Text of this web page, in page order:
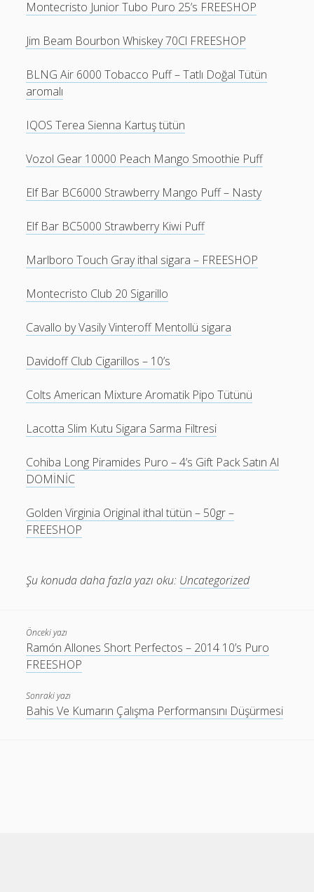
Montecristo Junior Tubo Puro 25’s FREESHOP
Jim Beam Bourbon Whiskey 70Cl FREESHOP
BLNG Air 6000 Tobacco Puff – Tatlı Doğal Tütün
aromalı
IQOS Terea Sienna Kartuş tütün
Vozol Gear 10000 Peach Mango Smoothie Puff
Elf Bar BC6000 Strawberry Mango Puff – Nasty
Elf Bar BC5000 Strawberry Kiwi Puff
Marlboro Touch Gray ithal sigara – FREESHOP
Montecristo Club 20 Sigarillo
Cavallo by Vasily Vinteroff Mentollü sigara
Davidoff Club Cigarillos – 10’s
Colts American Mixture Aromatik Pipo Tütünü
Lacotta Slim Kutu Sigara Sarma Filtresi
Cohiba Long Piramides Puro – 4’s Gift Pack Satın Al
DOMİNİC
Golden Virginia Original ithal tütün – 50gr –
FREESHOP
Şu konuda daha fazla yazı oku: Uncategorized
Önceki yazı
Ramón Allones Short Perfectos – 2014 10’s Puro
FREESHOP
Sonraki yazı
Bahis Ve Kumarın Çalışma Performansını Düşürmesi